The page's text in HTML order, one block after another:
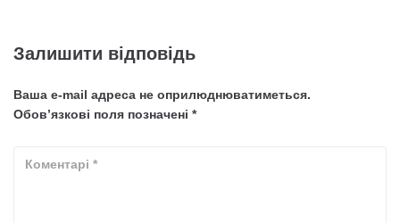
Залишити відповідь
Ваша e-mail адреса не оприлюднюватиметься.
Обов’язкові поля позначені *